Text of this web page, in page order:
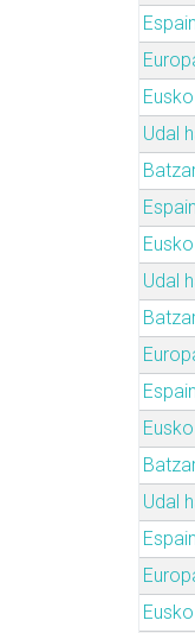
Udal
Udal
Udal